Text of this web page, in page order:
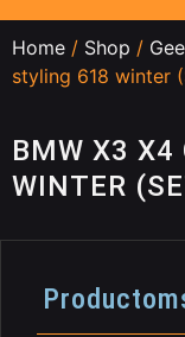
Home / Shop /
styling 618 winter
BMW X3 X4
WINTER